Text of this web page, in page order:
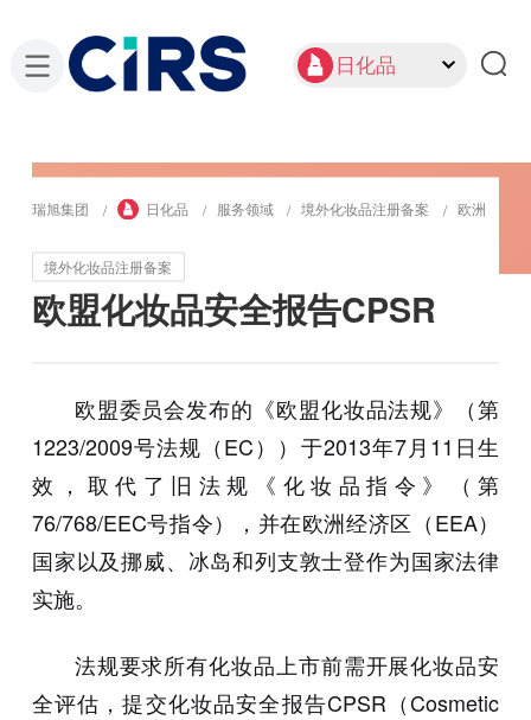
日化品
瑞旭集团 日化品 服务领域 境外化妆品注册备案 欧洲
境外化妆品注册备案
欧盟化妆品安全报告CPSR
欧盟委员会发布的《欧盟化妆品法规》（第
1223/2009号法规（EC））于2013年7月11日生
效，取代了旧法规《化妆品指令》（第
76/768/EEC号指令），并在欧洲经济区（EEA）
国家以及挪威、冰岛和列支敦士登作为国家法律
实施。
法规要求所有化妆品上市前需开展化妆品安
全评估，提交化妆品安全报告CPSR（Cosmetic